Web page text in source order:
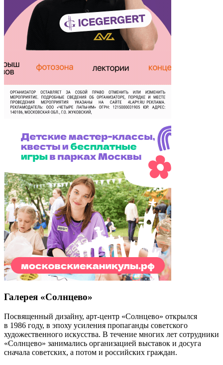
Галерея «Солнцево»
Посвященный дизайну, арт-центр «Солнцево» открылся
в 1986 году, в эпоху усиления пропаганды советского
художественного искусства. В течение многих лет сотрудники
«Солнцево» занимались организацией выставок и досуга
сначала советских, а потом и российских граждан.